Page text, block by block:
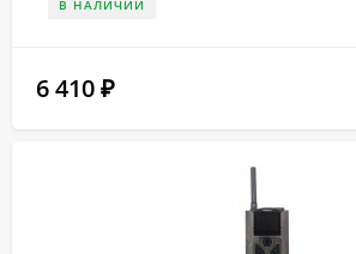
В НАЛИЧИИ
6 410 ₽